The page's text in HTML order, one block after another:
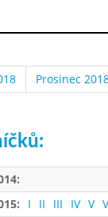
Prosinec
I II III IV V